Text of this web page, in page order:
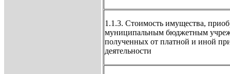
1.1.3. Стоимость имущества,
муниципальным бюджетным
полученных от платной и иной
деятельности